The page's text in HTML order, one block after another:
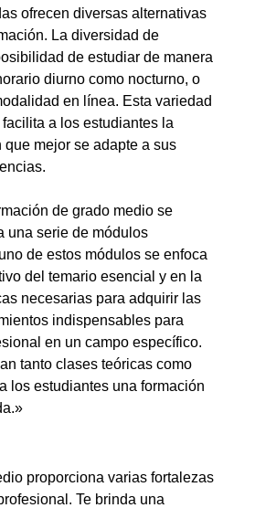
ofrecen diversas alternativas
La diversidad de
de estudiar de manera
diurno como nocturno, o
en línea. Esta variedad
a los estudiantes la
mejor se adapte a sus
de grado medio se
una serie de módulos
de estos módulos se enfoca
del temario esencial y en la
necesarias para adquirir las
indispensables para
en un campo específico.
tanto clases teóricas como
los estudiantes una formación
proporciona varias fortalezas
Te brinda una